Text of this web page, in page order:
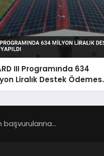
III Programında 634
Liralık Destek Ödemesi